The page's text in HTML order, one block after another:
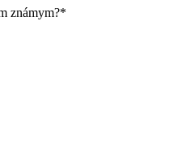
známym?*